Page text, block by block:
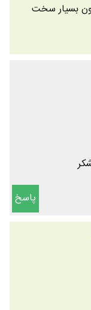
اون بسيار سخت
پاسخ